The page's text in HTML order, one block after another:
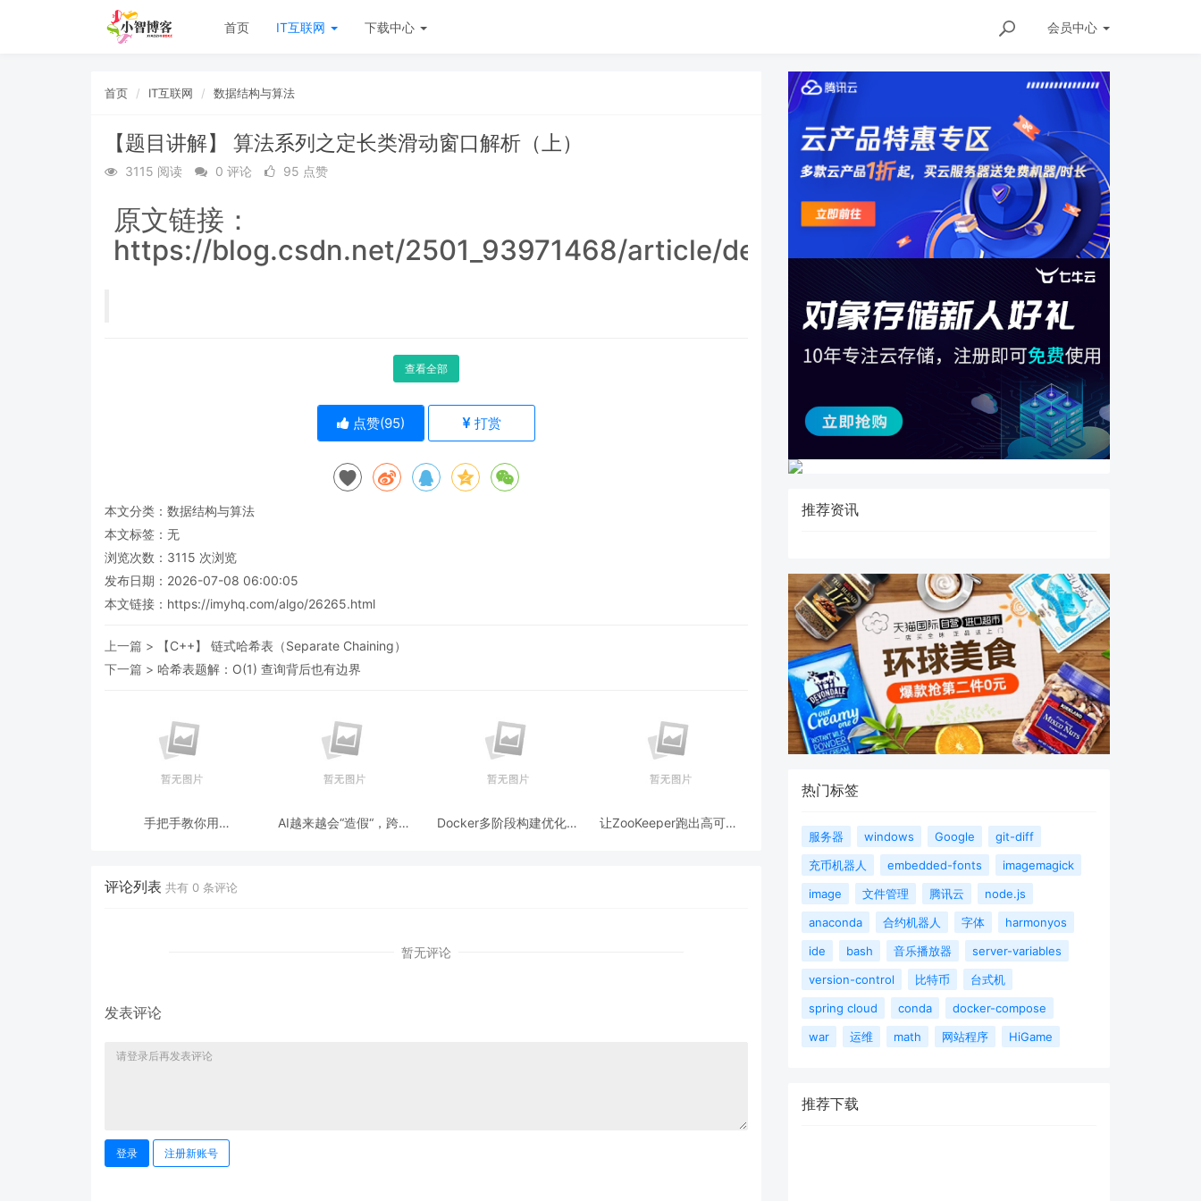
首页 IT互联网 下载中心 会员中心
首页 IT互联网 数据结构与算法
【题目讲解】 算法系列之定长类滑动窗口解析（上）
3115 阅读 0 评论 95 点赞
原文链接：
https://blog.csdn.net/2501_93971468/article/details/162313333
查看全部
点赞(95) 打赏
本文分类： 数据结构与算法
本文标签：无
浏览次数： 3115 次浏览
发布日期：2026-07-08 06:00:05
本文链接： https://imyhq.com/algo/26265.html
上一篇 >
【C++】 链式哈希表（Separate Chaining）
下一篇 > 哈希表题解：O(1) 查询背后也有边界
手把手教你用
AI越来越会“造假“，跨模
Docker多阶段构建优化：
让ZooKeeper跑出高可用:
评论列表 共有 0 条评论
暂无评论
发表评论
登录 注册新账号
推荐资讯
热门标签
服务器 windows Google
git-diff
充币机器人
embedded-fonts
imagemagick
image
文件管理 腾讯云
node.js
anaconda
合约机器人 字体
harmonyos
ide
bash 音乐播放器
server-variables
version-control
比特币
台式机
spring cloud
conda
docker-compose
war
运维 math 网站程序 HiGame
推荐下载